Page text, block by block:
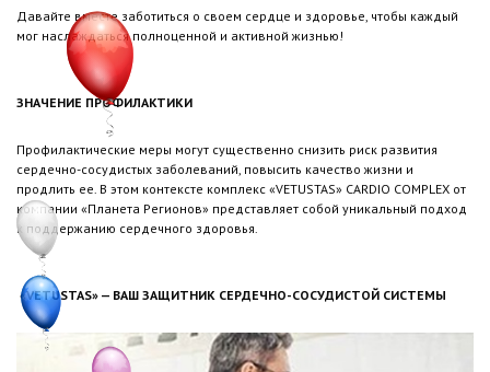
Давайте вместе заботиться о своем сердце и здоровье, чтобы каждый
мог наслаждаться полноценной и активной жизнью!
ЗНАЧЕНИЕ ПРОФИЛАКТИКИ
Профилактические меры могут существенно снизить риск развития
сердечно-сосудистых заболеваний, повысить качество жизни и
продлить ее. В этом контексте комплекс «VETUSTAS» CARDIO COMPLEX от
компании «Планета Регионов» представляет собой уникальный подход
к поддержанию сердечного здоровья.
«VETUSTAS» — ВАШ ЗАЩИТНИК СЕРДЕЧНО-СОСУДИСТОЙ СИСТЕМЫ